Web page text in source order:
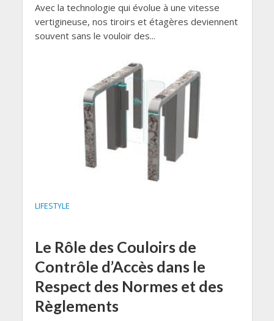
Avec la technologie qui évolue à une vitesse
vertigineuse, nos tiroirs et étagères deviennent
souvent sans le vouloir des...
LIFESTYLE
Le Rôle des Couloirs de
Contrôle d’Accès dans le
Respect des Normes et des
Règlements